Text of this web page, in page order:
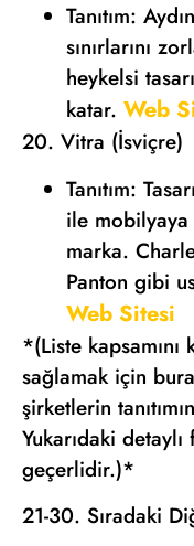
Tanıtım:
sınırlarını
heykelsi
katar. Web
20. Vitra (İsviçre)
Tanıtım:
ile
marka.
Panton gibi
Web Sitesi
*(Liste
sağlamak için
şirketlerin
Yukarıdaki
geçerlidir.)*
21-30. Sıradaki